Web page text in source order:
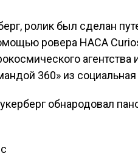
ролик был сделан
ровера НАСА
агентства
360» из социальная